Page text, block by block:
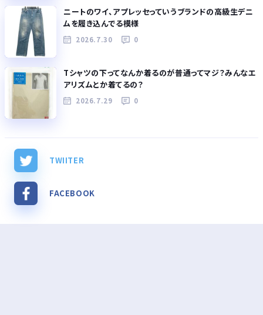
ニートのワイ、アプレッセっていうブランドの高級生デニ
ムを履き込んでる模様
2026.7.30 0
Tシャツの下ってなんか着るのが普通ってマジ？みんなエ
アリズムとか着てるの？
2026.7.29 0
TWIITER
FACEBOOK